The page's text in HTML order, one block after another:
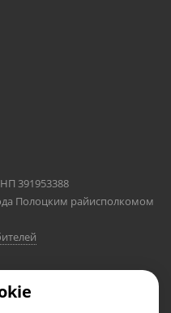
391953388
Полоцким райисполкомом